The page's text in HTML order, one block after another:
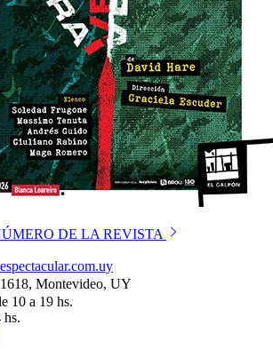
DE LA REVISTA
Montevideo, UY
10 a 19 hs.
hs.